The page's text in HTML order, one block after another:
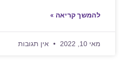
להמשך קריאה »
מאי 10, 2022 אין תגובות